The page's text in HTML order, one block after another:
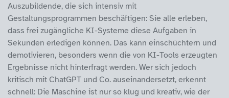
Auszubildende, die sich intensiv mit
Gestaltungsprogrammen beschäftigen: Sie alle erleben,
dass frei zugängliche KI-Systeme diese Aufgaben in
Sekunden erledigen können. Das kann einschüchtern und
demotivieren, besonders wenn die von KI-Tools erzeugten
Ergebnisse nicht hinterfragt werden. Wer sich jedoch
kritisch mit ChatGPT und Co. auseinandersetzt, erkennt
schnell: Die Maschine ist nur so klug und kreativ, wie der